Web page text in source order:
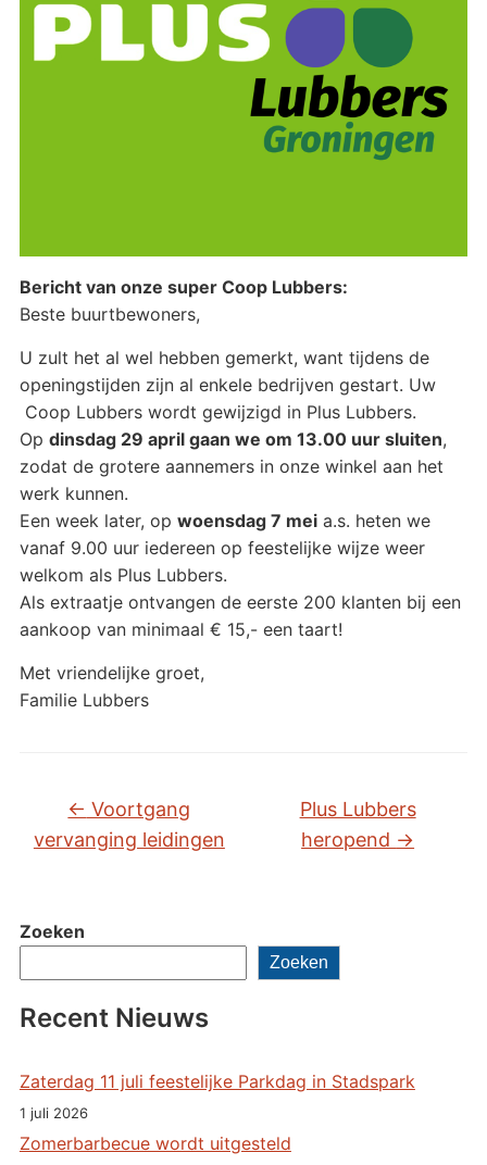
Zoeken
Zoeken
Recent Nieuws
Zaterdag 11 juli feestelijke Parkdag in Stadspark
1 juli 2026
Zomerbarbecue wordt uitgesteld
Bericht van onze super Coop Lubbers:
Beste buurtbewoners,
U zult het al wel hebben gemerkt, want tijdens de
openingstijden zijn al enkele bedrijven gestart. Uw
Coop Lubbers wordt gewijzigd in Plus Lubbers.
Op dinsdag 29 april gaan we om 13.00 uur sluiten,
zodat de grotere aannemers in onze winkel aan het
werk kunnen.
Een week later, op woensdag 7 meia.s. heten we
vanaf 9.00 uur iedereen op feestelijke wijze weer
welkom als Plus Lubbers.
Als extraatje ontvangen de eerste 200 klanten bij een
aankoop van minimaal € 15,- een taart!
Met vriendelijke groet,
Familie Lubbers
← Voortgang
vervanging leidingen
Plus Lubbers
heropend →